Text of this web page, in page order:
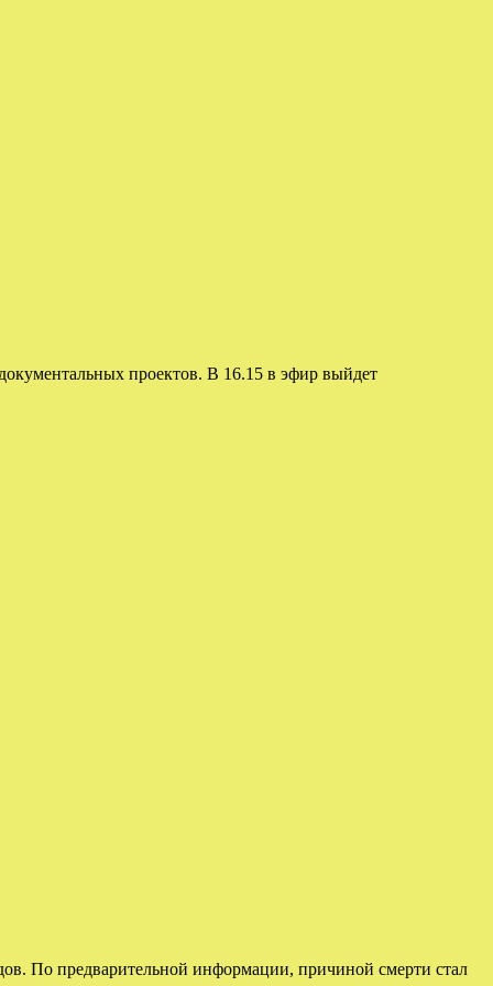
проектов. В 16.15 в эфир выйдет
По предварительной информации, причиной смерти стал